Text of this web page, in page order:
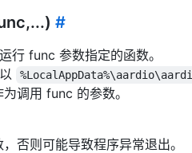
#
行 func 参数指定的函数。
调用 func 的参数。
否则可能导致程序异常退出。